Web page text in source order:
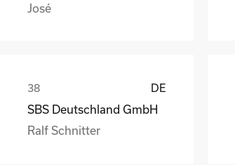
José
DE
SBS Deutschland GmbH
Ralf Schnitter